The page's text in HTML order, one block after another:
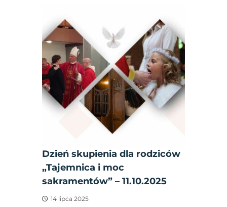
Dzień skupienia dla rodziców
„Tajemnica i moc
sakramentów” – 11.10.2025
14 lipca 2025